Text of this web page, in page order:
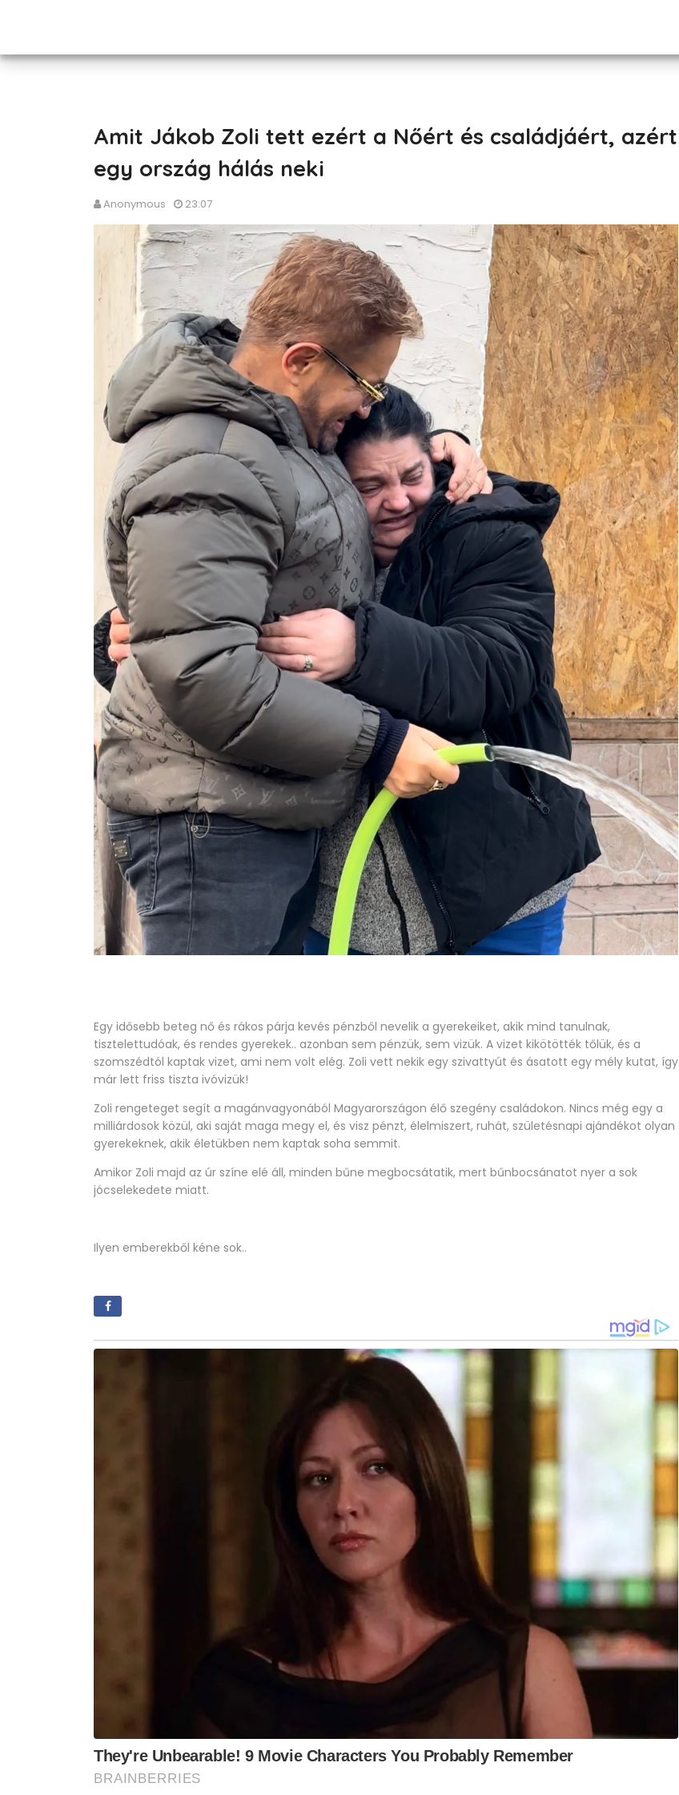
Amit Jákob Zoli tett ezért a Nőért és családjáért, azért
egy ország hálás neki
Anonymous 23:07
Egy idősebb beteg nő és rákos párja kevés pénzből nevelik a gyerekeiket, akik mind tanulnak,
tisztelettudóak, és rendes gyerekek.. azonban sem pénzük, sem vizük. A vizet kikötötték tőlük, és a
szomszédtól kaptak vizet, ami nem volt elég. Zoli vett nekik egy szivattyút és ásatott egy mély kutat, így
már lett friss tiszta ivóvizük!
Zoli rengeteget segít a magánvagyonából Magyarországon élő szegény családokon. Nincs még egy a
milliárdosok közül, aki saját maga megy el, és visz pénzt, élelmiszert, ruhát, születésnapi ajándékot olyan
gyerekeknek, akik életükben nem kaptak soha semmit.
Amikor Zoli majd az úr színe elé áll, minden bűne megbocsátatik, mert bűnbocsánatot nyer a sok
jócselekedete miatt.
Ilyen emberekből kéne sok..